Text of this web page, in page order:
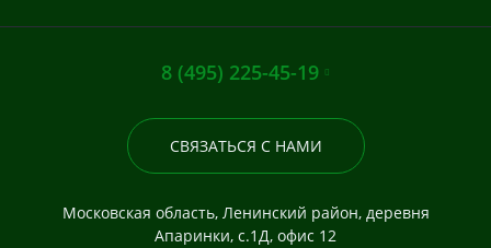
8 (495) 225-45-19
СВЯЗАТЬСЯ С НАМИ
Московская область, Ленинский район, деревня
Апаринки, с.1Д, офис 12